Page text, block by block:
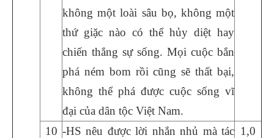
không một loài sâu bọ, không một
thứ giặc nào có thể hủy diệt hay
chiến thắng sự sống. Mọi cuộc bắn
phá ném bom rồi cũng sẽ thất bại,
không thể phá được cuộc sống vĩ
đại của dân tộc Việt Nam.
10 -HS nêu được lời nhắn nhủ mà tác 1,0